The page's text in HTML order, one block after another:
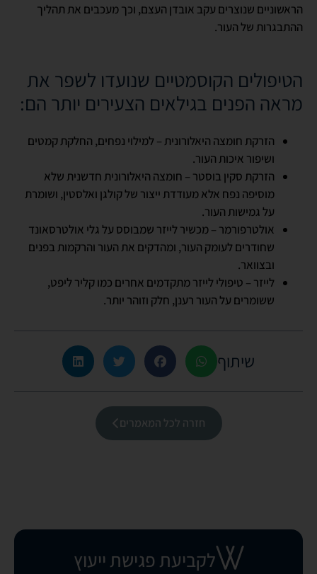
הראשוניים שנוצרים עקב אובדן העצם, וכך מעכבים את תהליך
ההתבגרות של העור.
הטיפולים הקוסמטיים שנועדו לשפר את
מראה הפנים בגילאים הצעירים יותר הם:
הזרקת חומצה היאלורונית – למילוי נפחים, החלקת קמטים
ושיפור איכות העור.
הזרקת סקין בוסטר – חומצה היאלורונית חדשנית שלא
מוסיפה נפח אלא מעודדת ייצור של קולגן ואלסטין, ושומרת
על גמישות העור.
אולטרפורמר – מכשיר לייזר שמבוסס על גלי אולטרסאונד
שחודרים לעומק העור, ומהדקים את העור והרקמות בפנים
ובצוואר.
לייזר – טיפולי לייזר מתקדמים אחרים כמו קליר ליפט,
ששומרים על העור רענן, חלק וזוהר יותר.
שיתוף
חזרה לכל המאמרים
לקביעת פגישת ייעוץ